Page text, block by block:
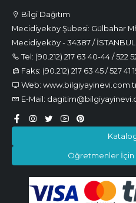
Bilgi Dağıtım
Mecidiyeköy Şubesi: Gülbahar
Mecidiyeköy - 34387 / İSTANBUL
Tel: (90.212) 217 63 40-44 / 522
Faks: (90.212) 217 63 45 / 527 41
Web:
E-Mail:
Öğretmenler İçin